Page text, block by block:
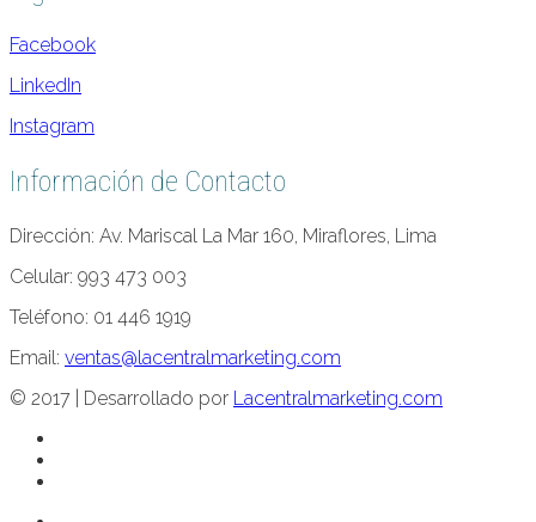
Facebook
LinkedIn
Instagram
Información de Contacto
Dirección: Av. Mariscal La Mar 160, Miraflores, Lima
Celular: 993 473 003
Teléfono: 01 446 1919
Email: ventas@lacentralmarketing.com
© 2017 | Desarrollado por Lacentralmarketing.com